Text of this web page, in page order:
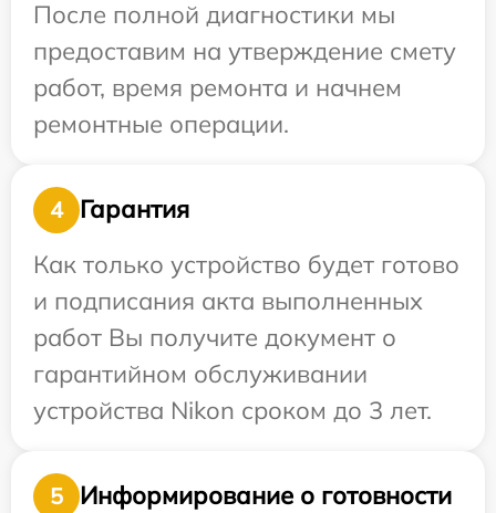
После полной диагностики мы
предоставим на утверждение смету
работ, время ремонта и начнем
ремонтные операции.
4
Гарантия
Как только устройство будет готово
и подписания акта выполненных
работ Вы получите документ о
гарантийном обслуживании
устройства Nikon сроком до 3 лет.
5
Информирование о готовности